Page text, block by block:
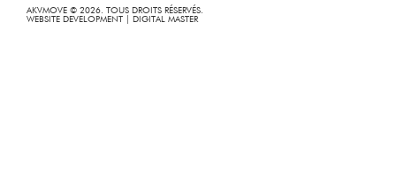
AKVMOVE © 2026. TOUS DROITS RÉSERVÉS.
WEBSITE DEVELOPMENT | DIGITAL MASTER